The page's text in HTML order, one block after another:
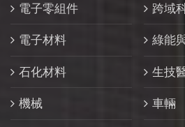
電子零組件 跨域
電子材料 綠能
石化材料 生技
機械 車輛